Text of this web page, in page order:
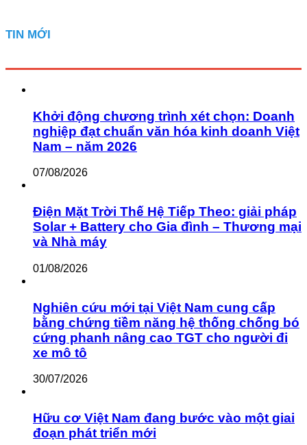
TIN MỚI
Khởi động chương trình xét chọn: Doanh
nghiệp đạt chuẩn văn hóa kinh doanh Việt
Nam – năm 2026
07/08/2026
Điện Mặt Trời Thế Hệ Tiếp Theo: giải pháp
Solar + Battery cho Gia đình – Thương mại
và Nhà máy
01/08/2026
Nghiên cứu mới tại Việt Nam cung cấp
bằng chứng tiềm năng hệ thống chống bó
cứng phanh nâng cao TGT cho người đi
xe mô tô
30/07/2026
Hữu cơ Việt Nam đang bước vào một giai
đoạn phát triển mới